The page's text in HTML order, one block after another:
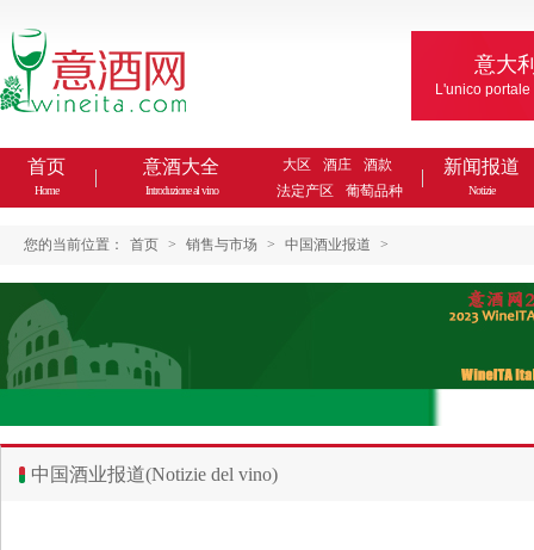
意大
L'unico
首页
Home
意酒大全
Introduzione al vino
大区 酒庄
酒款
法定产区
葡萄品种
新闻报道
Notizie
您的当前位置： 首页 > 销售与市场 > 中国酒业报道 >
中国酒业报道(Notizie del vino)